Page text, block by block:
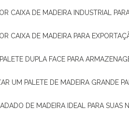
CAIXA DE MADEIRA INDUSTRIAL
CAIXA DE MADEIRA PARA
DUPLA FACE PARA
UM PALETE DE MADEIRA GRANDE
DE MADEIRA IDEAL PARA SUAS